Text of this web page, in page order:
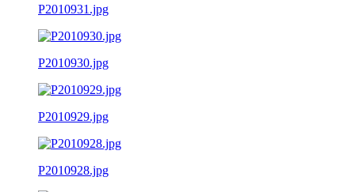
P2010931.jpg
P2010930.jpg
P2010929.jpg
P2010928.jpg